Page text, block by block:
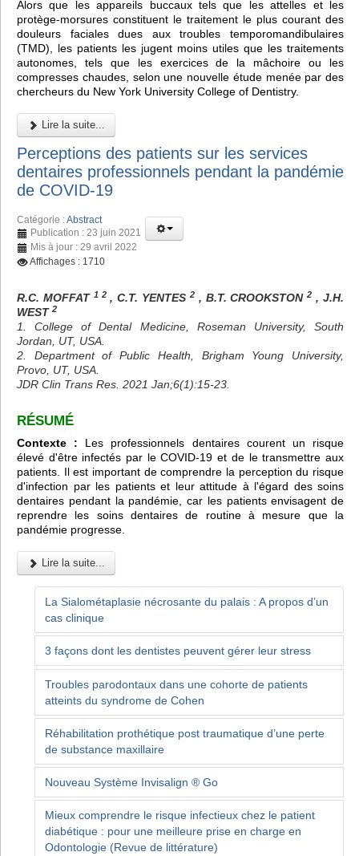
Alors que les appareils buccaux tels que les attelles et les
protège-morsures constituent le traitement le plus courant des
douleurs faciales dues aux troubles temporomandibulaires
(TMD), les patients les jugent moins utiles que les traitements
autonomes, tels que les exercices de la mâchoire ou les
compresses chaudes, selon une nouvelle étude menée par des
chercheurs du New York University College of Dentistry.
Lire la suite...
Perceptions des patients sur les services
dentaires professionnels pendant la pandémie
de COVID-19
Catégorie :Abstract
Publication : 23 juin 2021
Mis à jour : 29 avril 2022
Affichages : 1710
R.C. MOFFAT 1 2, C.T. YENTES 2, B.T. CROOKSTON2 , J.H.
WEST 2
1. College of Dental Medicine, Roseman University, South
Jordan, UT, USA.
2. Department of Public Health, Brigham Young University,
Provo, UT, USA.
JDR Clin Trans Res. 2021 Jan;6(1):15-23.
RÉSUMÉ
Contexte : Les professionnels dentaires courent un risque
élevé d'être infectés par le COVID-19 et de le transmettre aux
patients. Il est important de comprendre la perception du risque
d'infection par les patients et leur attitude à l'égard des soins
dentaires pendant la pandémie, car les patients envisagent de
reprendre les soins dentaires de routine à mesure que la
pandémie progresse.
Lire la suite...
La Sialométaplasie nécrosante du palais : A propos d’un
cas clinique
3 façons dont les dentistes peuvent gérer leur stress
Troubles parodontaux dans une cohorte de patients
atteints du syndrome de Cohen
Réhabilitation prothétique post traumatique d’une perte
de substance maxillaire
Nouveau Système Invisalign ® Go
Mieux comprendre le risque infectieux chez le patient
diabétique : pour une meilleure prise en charge en
Odontologie (Revue de littérature)